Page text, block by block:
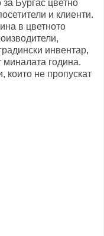
Бургас цветно
и клиенти.
в цветното
инвентар,
миналата година.
които не пропускат